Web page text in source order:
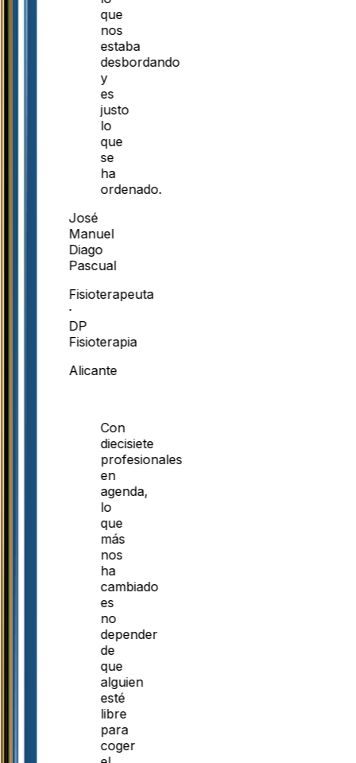
que
nos
estaba
desbordando
y
es
justo
lo
que
se
ha
ordenado.
José
Manuel
Diago
Pascual
Fisioterapeuta
·
DP
Fisioterapia
Alicante
Con
diecisiete
profesionales
en
agenda,
lo
que
más
nos
ha
cambiado
es
no
depender
de
que
alguien
esté
libre
para
coger